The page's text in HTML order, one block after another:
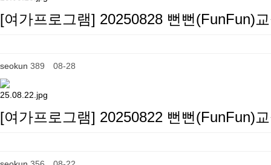
[여가프로그램] 20250828 뻔뻔(FunFun)
seokun 389 08-28
[여가프로그램] 20250822 뻔뻔(FunFun)